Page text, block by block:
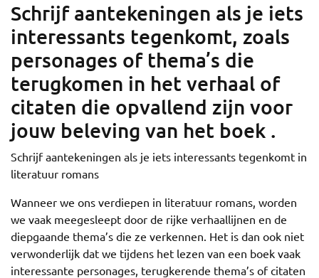
Schrijf aantekeningen als je iets
interessants tegenkomt, zoals
personages of thema’s die
terugkomen in het verhaal of
citaten die opvallend zijn voor
jouw beleving van het boek .
Schrijf aantekeningen als je iets interessants tegenkomt in
literatuur romans
Wanneer we ons verdiepen in literatuur romans, worden
we vaak meegesleept door de rijke verhaallijnen en de
diepgaande thema’s die ze verkennen. Het is dan ook niet
verwonderlijk dat we tijdens het lezen van een boek vaak
interessante personages, terugkerende thema’s of citaten